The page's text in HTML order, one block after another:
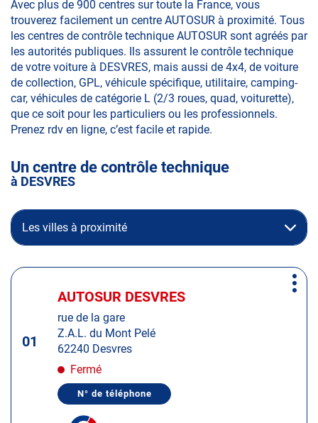
Avec plus de 900 centres sur toute la France, vous
trouverez facilement un centre AUTOSUR à proximité. Tous
les centres de contrôle technique AUTOSUR sont agréés par
les autorités publiques. Ils assurent le contrôle technique
de votre voiture à DESVRES, mais aussi de 4x4, de voiture
de collection, GPL, véhicule spécifique, utilitaire, camping-
car, véhicules de catégorie L (2/3 roues, quad, voiturette),
que ce soit pour les particuliers ou les professionnels.
Prenez rdv en ligne, c’est facile et rapide.
Un centre de contrôle technique
à DESVRES
Les villes à proximité
Appuyer
ENTRÉE
01
Centre
AUTOSUR DESVRES
rue de la gare
Z.A.L. du Mont Pelé
62240 Desvres
Fermé
N° de téléphone
AFFICHER
Plus